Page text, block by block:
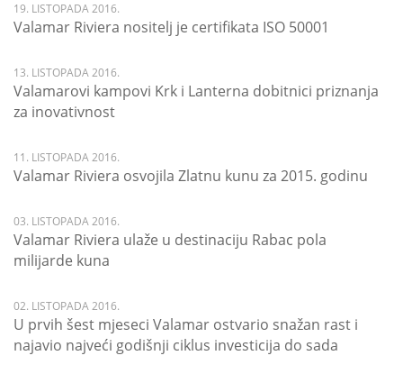
19. LISTOPADA 2016.
Valamar Riviera nositelj je certifikata ISO 50001
13. LISTOPADA 2016.
Valamarovi kampovi Krk i Lanterna dobitnici priznanja
za inovativnost
11. LISTOPADA 2016.
Valamar Riviera osvojila Zlatnu kunu za 2015. godinu
03. LISTOPADA 2016.
Valamar Riviera ulaže u destinaciju Rabac pola
milijarde kuna
02. LISTOPADA 2016.
U prvih šest mjeseci Valamar ostvario snažan rast i
najavio najveći godišnji ciklus investicija do sada